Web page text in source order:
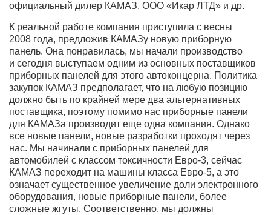
официальный дилер КАМАЗ, ООО «Икар ЛТД» и др.
К реальной работе компания приступила с весны
2008 года, предложив КАМАЗу новую приборную
панель. Она понравилась, мы начали производство
и сегодня выступаем одним из основных поставщиков
приборных панелей для этого автоконцерна. Политика
закупок КАМАЗ предполагает, что на любую позицию
должно быть по крайней мере два альтернативных
поставщика, поэтому помимо нас приборные панели
для КАМАЗа производит еще одна компания. Однако
все новые панели, новые разработки проходят через
нас. Мы начинали с приборных панелей для
автомобилей с классом токсичности Евро-3, сейчас
КАМАЗ переходит на машины класса Евро-5, а это
означает существенное увеличение доли электронного
оборудования, новые приборные панели, более
сложные жгуты. Соответственно, мы должны